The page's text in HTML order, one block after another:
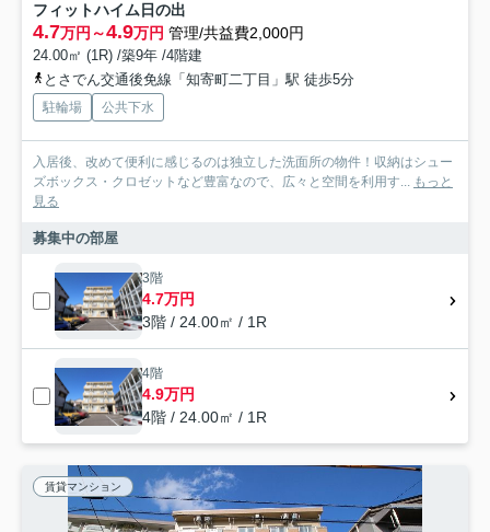
フィットハイム日の出
4.7万円～4.9万円 管理/共益費2,000円
24.00㎡ (1R) /築9年 /4階建
とさでん交通後免線「知寄町二丁目」駅 徒歩5分
駐輪場 公共下水
入居後、改めて便利に感じるのは独立した洗面所の物件！収納はシュー
ズボックス・クロゼットなど豊富なので、広々と空間を利用す... もっと
見る
募集中の部屋
3階
4.7万円
3階 / 24.00㎡ / 1R
4階
4.9万円
4階 / 24.00㎡ / 1R
賃貸マンション